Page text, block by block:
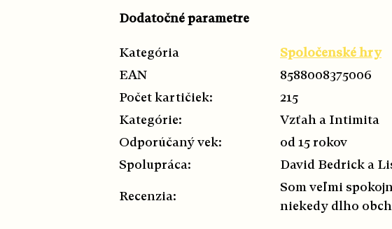
Dodatočné parametre
Kategória
Spoločenské hry
EAN
8588008375006
Počet kartičiek:
215
Kategórie:
Vzťah a Intimita
Odporúčaný vek:
od 15 rokov
Spolupráca:
David Bedrick a
Recenzia:
Som veľmi
niekedy dlho